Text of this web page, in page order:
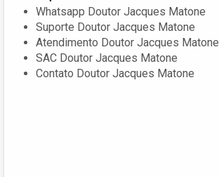
Whatsapp Doutor Jacques Matone
Suporte Doutor Jacques Matone
Atendimento Doutor Jacques Matone
SAC Doutor Jacques Matone
Contato Doutor Jacques Matone